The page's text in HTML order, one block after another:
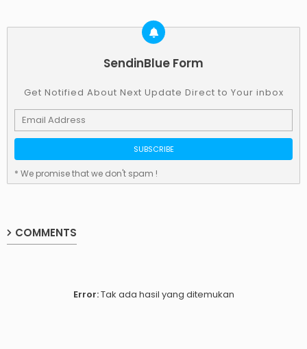
SendinBlue Form
Get Notified About Next Update Direct to Your inbox
* We promise that we don't spam !
COMMENTS
Error:Tak ada hasil yang ditemukan